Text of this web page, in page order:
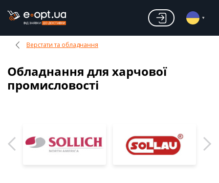
Верстати та обладнання
Обладнання для харчової
промисловості